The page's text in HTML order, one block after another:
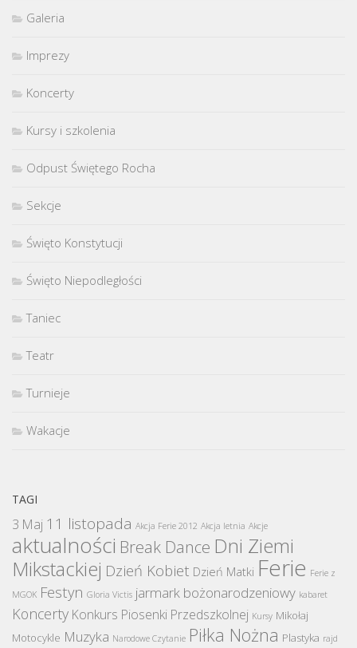
Galeria
Imprezy
Koncerty
Kursy i szkolenia
Odpust Świętego Rocha
Sekcje
Święto Konstytucji
Święto Niepodległości
Taniec
Teatr
Turnieje
Wakacje
TAGI
3 Maj 11 listopada Akcja Ferie 2012 Akcja letnia Akcje
aktualności Break Dance Dni Ziemi
Mikstackiej Dzień Kobiet Dzień Matki Ferie Ferie z
MGOK Festyn Gloria Victis jarmark bożonarodzeniowy kabaret
Koncerty Konkurs Piosenki Przedszkolnej Kursy Mikołaj
Motocykle Muzyka Narodowe Czytanie Piłka Nożna Plastyka rajd